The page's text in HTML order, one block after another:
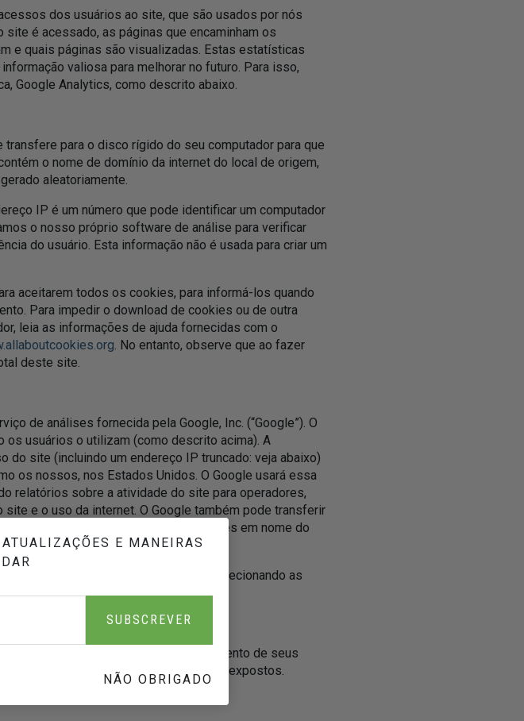
dos usuários ao site, que são usados ​​por nós
é acessado, as páginas que encaminham os
e quais páginas são visualizadas. Estas estatísticas
valiosa para melhorar no futuro. Para isso,
Google Analytics, como descrito abaixo.
para o disco rígido do seu computador para que
o nome de domínio da internet do local de origem,
aleatoriamente.
IP é um número que pode identificar um computador
o nosso próprio software de análise para verificar
do usuário. Esta informação não é usada para criar um
aceitarem todos os cookies, para informá-los quando
Para impedir o download de cookies ou de outra
leia as informações de ajuda fornecidas com o
. No entanto, observe que ao fazer
deste site.
de análises fornecida pela Google, Inc. (“Google”). O
os usuários o utilizam (como descrito acima). A
site (incluindo um endereço IP truncado: veja abaixo)
os nossos, nos Estados Unidos. O Google usará essa
relatórios sobre a atividade do site para operadores,
e o uso da internet. O Google também pode transferir
os mesmos tratem tais informações em nome do
como o do Google Analytics — selecionando as
limitar a utilização plena do site.
este site, você concorda com o tratamento de seus
a forma e para os propósitos acima expostos.
E MANEIRAS
SUBSCREVER
NÃO OBRIGADO